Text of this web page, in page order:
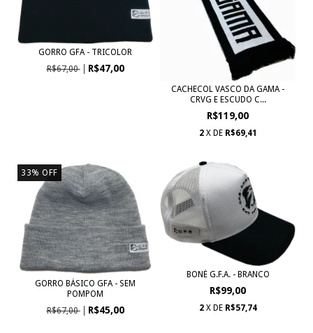
GORRO GFA - TRICOLOR
R$67,00
R$47,00
CACHECOL VASCO DA GAMA -
CRVG E ESCUDO C...
R$119,00
2 X DE R$69,41
33% OFF
GORRO BÁSICO GFA - SEM
POMPOM
R$67,00
R$45,00
BONÉ G.F.A. - BRANCO
R$99,00
2 X DE R$57,74